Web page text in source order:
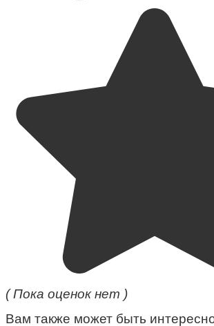
( Пока оценок нет )
Вам также может быть